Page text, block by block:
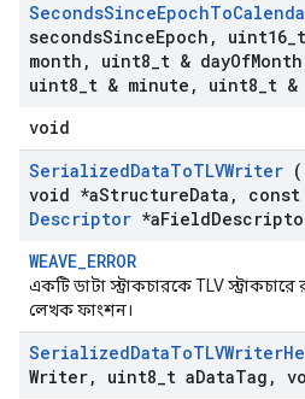
SecondsSinceEpochTo
secondsSinceEpoch , uint16
month , uint8 t & dayOfMonth
uint8 t & minute , uint8 t &
void
SerializedDataToTLVWriter (
void *aStructureData , const
Descriptor *aField
WEAVE_ERROR
একটি ডাটা স্ট্রাকচারকে TLV
লেখক ফাংশন।
SerializedDataToTLVWriter
Writer, uint8 t aDataTag ,